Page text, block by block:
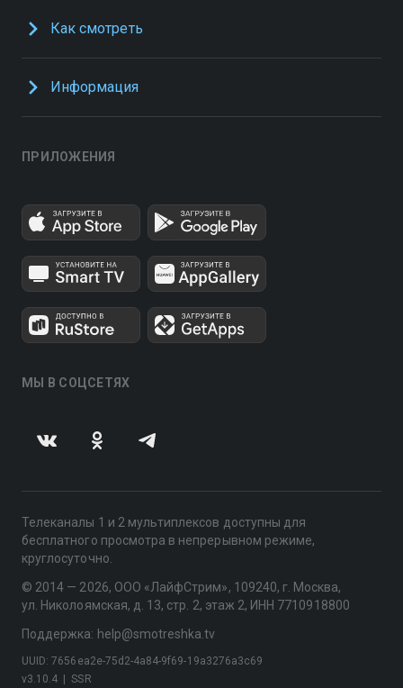
Как смотреть
Информация
ПРИЛОЖЕНИЯ
МЫ В СОЦСЕТЯХ
Телеканалы 1 и 2 мультиплексов доступны для
бесплатного просмотра в непрерывном режиме,
круглосуточно.
© 2014 — 2026, ООО «ЛайфСтрим», 109240, г. Москва,
ул. Николоямская, д. 13, стр. 2, этаж 2, ИНН 7710918800
Поддержка: help@smotreshka.tv
v3.10.4 SSR
UUID: 7656ea2e-75d2-4a84-9f69-19a3276a3c69